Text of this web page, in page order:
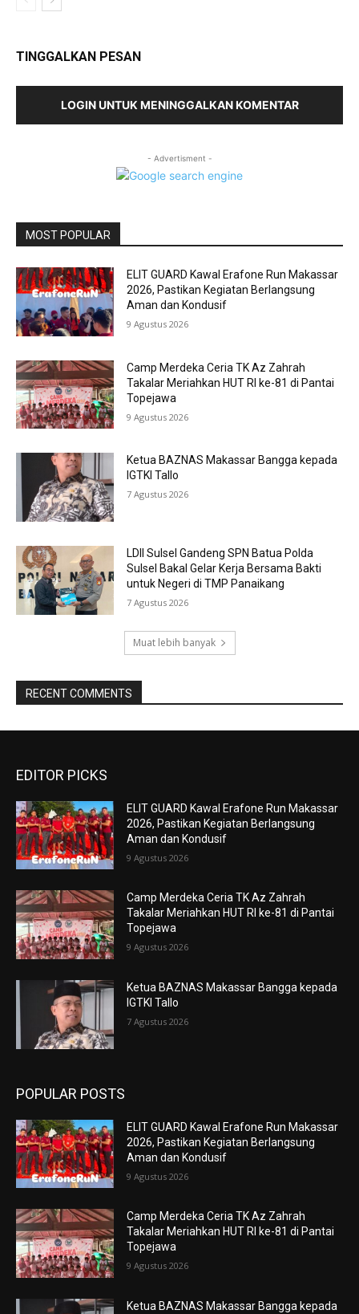
TINGGALKAN PESAN
LOGIN UNTUK MENINGGALKAN KOMENTAR
- Advertisment -
MOST POPULAR
ELIT GUARD Kawal Erafone Run Makassar
2026, Pastikan Kegiatan Berlangsung
Aman dan Kondusif
9 Agustus 2026
Camp Merdeka Ceria TK Az Zahrah
Takalar Meriahkan HUT RI ke-81 di Pantai
Topejawa
9 Agustus 2026
Ketua BAZNAS Makassar Bangga kepada
IGTKI Tallo
7 Agustus 2026
LDII Sulsel Gandeng SPN Batua Polda
Sulsel Bakal Gelar Kerja Bersama Bakti
untuk Negeri di TMP Panaikang
7 Agustus 2026
Muat lebih banyak
RECENT COMMENTS
EDITOR PICKS
ELIT GUARD Kawal Erafone Run Makassar
2026, Pastikan Kegiatan Berlangsung
Aman dan Kondusif
9 Agustus 2026
Camp Merdeka Ceria TK Az Zahrah
Takalar Meriahkan HUT RI ke-81 di Pantai
Topejawa
9 Agustus 2026
Ketua BAZNAS Makassar Bangga kepada
IGTKI Tallo
7 Agustus 2026
POPULAR POSTS
ELIT GUARD Kawal Erafone Run Makassar
2026, Pastikan Kegiatan Berlangsung
Aman dan Kondusif
9 Agustus 2026
Camp Merdeka Ceria TK Az Zahrah
Takalar Meriahkan HUT RI ke-81 di Pantai
Topejawa
9 Agustus 2026
Ketua BAZNAS Makassar Bangga kepada